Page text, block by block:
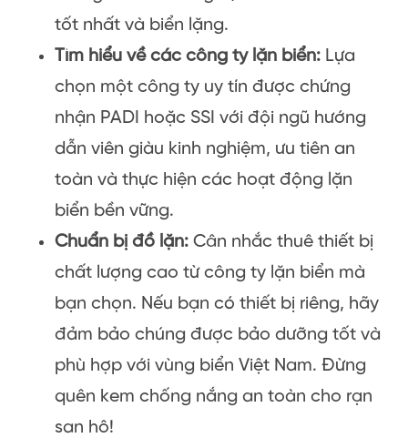
tốt nhất và biển lặng.
Tìm hiểu về các công ty lặn biển: Lựa
chọn một công ty uy tín được chứng
nhận PADI hoặc SSI với đội ngũ hướng
dẫn viên giàu kinh nghiệm, ưu tiên an
toàn và thực hiện các hoạt động lặn
biển bền vững.
Chuẩn bị đồ lặn: Cân nhắc thuê thiết bị
chất lượng cao từ công ty lặn biển mà
bạn chọn. Nếu bạn có thiết bị riêng, hãy
đảm bảo chúng được bảo dưỡng tốt và
phù hợp với vùng biển Việt Nam. Đừng
quên kem chống nắng an toàn cho rạn
san hô!